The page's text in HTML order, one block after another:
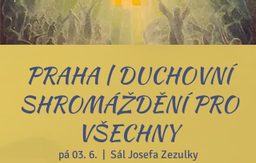
PRAHA | DUCHOVNÍ
SHROMÁŽDĚNÍ PRO
VŠECHNY
pá 03. 6. Sál Josefa Zezulky